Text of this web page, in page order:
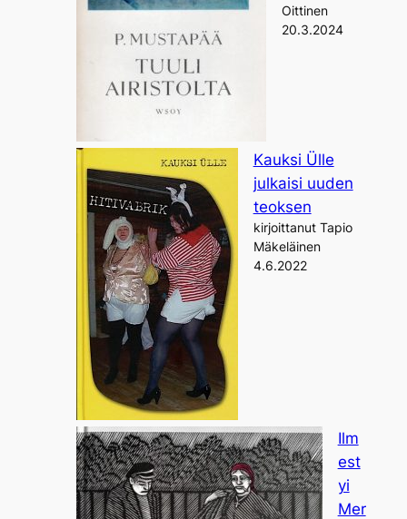
Oittinen
20.3.2024
Kauksi Ülle
julkaisi uuden
teoksen
kirjoittanut Tapio
Mäkeläinen
4.6.2022
Ilm
est
yi
Mer